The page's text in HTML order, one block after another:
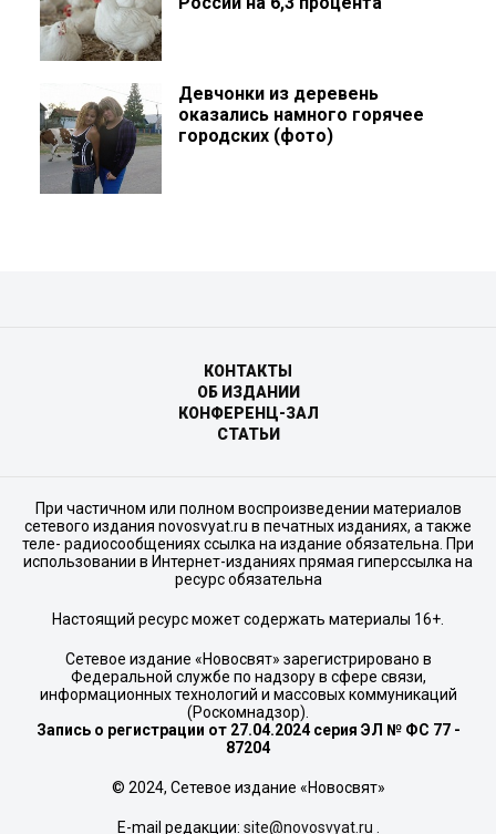
Девчонки из деревень
оказались намного горячее
городских (фото)
КОНТАКТЫ
ОБ ИЗДАНИИ
КОНФЕРЕНЦ-ЗАЛ
СТАТЬИ
При частичном или полном воспроизведении материалов
сетевого издания novosvyat.ru в печатных изданиях, а также
теле- радиосообщениях ссылка на издание обязательна. При
использовании в Интернет-изданиях прямая гиперссылка на
ресурс обязательна
Настоящий ресурс может содержать материалы 16+.
Сетевое издание «Новосвят» зарегистрировано в
Федеральной службе по надзору в сфере связи,
информационных технологий и массовых коммуникаций
(Роскомнадзор).
Запись о регистрации от 27.04.2024 серия ЭЛ № ФС 77 -
87204
© 2024, Сетевое издание «Новосвят»
E-mail редакции: site@novosvyat.ru